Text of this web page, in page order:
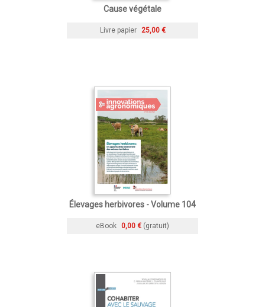
Cause végétale
Livre papier 25,00 €
Élevages herbivores - Volume 104
eBook 0,00 € (gratuit)